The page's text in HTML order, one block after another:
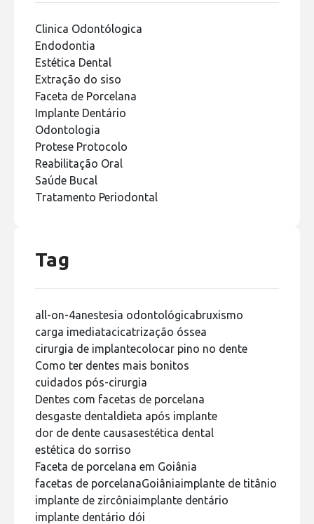
Clinica Odontólogica
Endodontia
Estética Dental
Extração do siso
Faceta de Porcelana
Implante Dentário
Odontologia
Protese Protocolo
Reabilitação Oral
Saúde Bucal
Tratamento Periodontal
Tag
all-on-4anestesia odontológicabruxismo
carga imediatacicatrização óssea
cirurgia de implantecolocar pino no dente
Como ter dentes mais bonitos
cuidados pós-cirurgia
Dentes com facetas de porcelana
desgaste dental dieta após implante
dor de dente causasestética dental
estética do sorriso
Faceta de porcelana em Goiânia
facetas de porcelanaGoiâniaimplante de titânio
implante de zircôniaimplante dentário
implante dentário dói